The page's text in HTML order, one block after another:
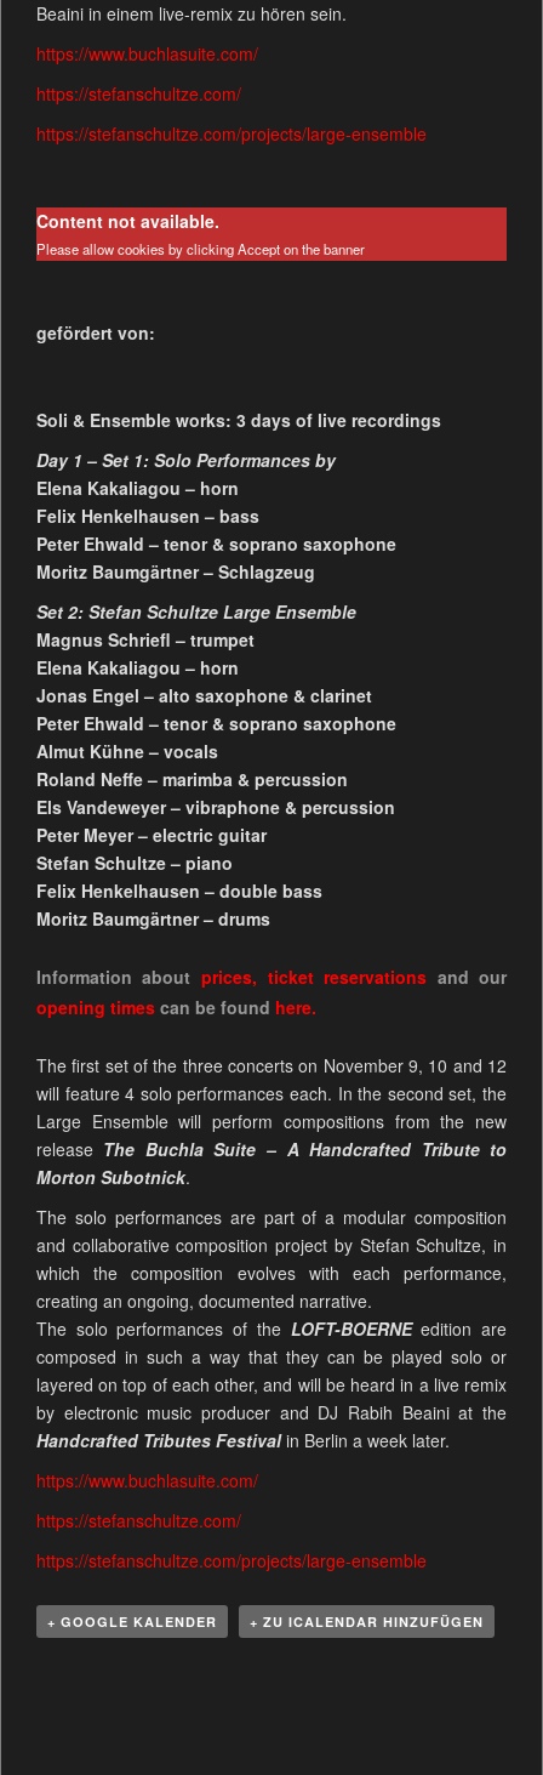
Beaini in einem live-remix zu hören sein.
https://www.buchlasuite.com/
https://stefanschultze.com/
https://stefanschultze.com/projects/large-ensemble
Content not available.
Please allow cookies by clicking Accept on the banner
gefördert von:
Soli & Ensemble works: 3 days of live recordings
Day 1 – Set 1: Solo Performances by
Elena Kakaliagou – horn
Felix Henkelhausen – bass
Peter Ehwald – tenor & soprano saxophone
Moritz Baumgärtner – Schlagzeug
Set 2: Stefan Schultze Large Ensemble
Magnus Schriefl – trumpet
Elena Kakaliagou – horn
Jonas Engel – alto saxophone & clarinet
Peter Ehwald – tenor & soprano saxophone
Almut Kühne – vocals
Roland Neffe – marimba & percussion
Els Vandeweyer – vibraphone & percussion
Peter Meyer – electric guitar
Stefan Schultze – piano
Felix Henkelhausen – double bass
Moritz Baumgärtner – drums
Information about prices, ticket reservations and our
opening timescan be found here.
The first set of the three concerts on November 9, 10 and 12
will feature 4 solo performances each. In the second set, the
Large Ensemble will perform compositions from the new
release The Buchla Suite – A Handcrafted Tribute to
Morton Subotnick.
The solo performances are part of a modular composition
and collaborative composition project by Stefan Schultze, in
which the composition evolves with each performance,
creating an ongoing, documented narrative.
The solo performances of the LOFT-BOERNE edition are
composed in such a way that they can be played solo or
layered on top of each other, and will be heard in a live remix
by electronic music producer and DJ Rabih Beaini at the
Handcrafted Tributes Festival in Berlin a week later.
https://www.buchlasuite.com/
https://stefanschultze.com/
https://stefanschultze.com/projects/large-ensemble
+ GOOGLE KALENDER + ZU ICALENDAR HINZUFÜGEN